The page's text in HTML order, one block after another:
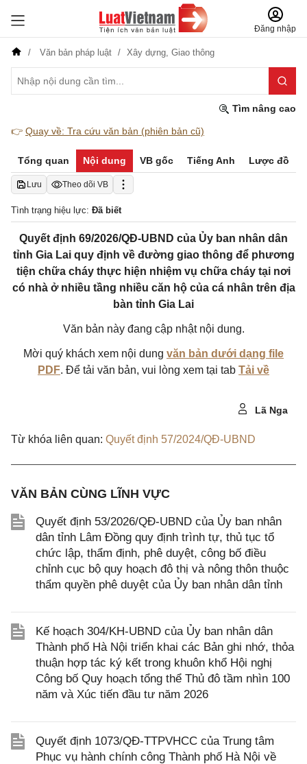
Đăng nhập
Văn bản pháp luật Xây dựng, Giao thông
Tìm nâng cao
👉 Quay về: Tra cứu văn bản (phiên bản cũ)
Tổng quan Nội dung VB gốc Tiếng Anh Lược đồ
Lưu Theo dõi VB
Tình trạng hiệu lực: Đã biết
Quyết định 69/2026/QĐ-UBND của Ủy ban nhân dân
tỉnh Gia Lai quy định về đường giao thông để phương
tiện chữa cháy thực hiện nhiệm vụ chữa cháy tại nơi
có nhà ở nhiều tầng nhiều căn hộ của cá nhân trên địa
bàn tỉnh Gia Lai
Văn bản này đang cập nhật nội dung.
Mời quý khách xem nội dung văn bản dưới dạng file
PDF. Để tải văn bản, vui lòng xem tại tab Tải về
Lã Nga
Từ khóa liên quan: Quyết định 57/2024/QĐ-UBND
VĂN BẢN CÙNG LĨNH VỰC
Quyết định 53/2026/QĐ-UBND của Ủy ban nhân
dân tỉnh Lâm Đồng quy định trình tự, thủ tục tổ
chức lập, thẩm định, phê duyệt, công bố điều
chỉnh cục bộ quy hoạch đô thị và nông thôn thuộc
thẩm quyền phê duyệt của Ủy ban nhân dân tỉnh
Kế hoạch 304/KH-UBND của Ủy ban nhân dân
Thành phố Hà Nội triển khai các Bản ghi nhớ, thỏa
thuận hợp tác ký kết trong khuôn khổ Hội nghị
Công bố Quy hoạch tổng thể Thủ đô tầm nhìn 100
năm và Xúc tiến đầu tư năm 2026
Quyết định 1073/QĐ-TTPVHCC của Trung tâm
Phục vụ hành chính công Thành phố Hà Nội về